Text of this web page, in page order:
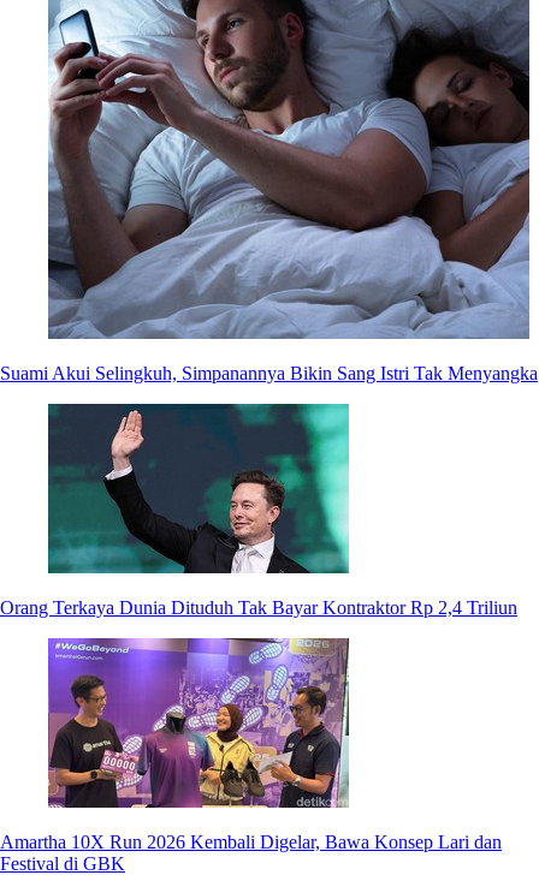
Suami Akui Selingkuh, Simpanannya Bikin Sang Istri Tak Menyangka
Orang Terkaya Dunia Dituduh Tak Bayar Kontraktor Rp 2,4 Triliun
Amartha 10X Run 2026 Kembali Digelar, Bawa Konsep Lari dan
Festival di GBK